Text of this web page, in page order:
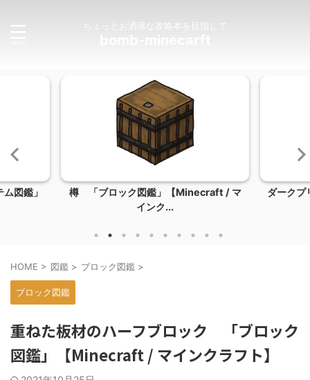
ちょっとお洒落な攻略本を目指して
図鑑」
樽 「ブロック図鑑」【Minecraft / マ
インク...
ダーク
HOME > 図鑑 > ブロック図鑑 >
ブロック図鑑
重ねた板材のハーフブロック 「ブロック
図鑑」【Minecraft / マインクラフト】